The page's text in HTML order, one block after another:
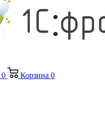
0 Корзина 0